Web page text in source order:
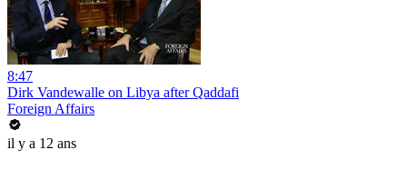
8:47
Dirk Vandewalle on Libya after Qaddafi
Foreign Affairs
il y a 12 ans